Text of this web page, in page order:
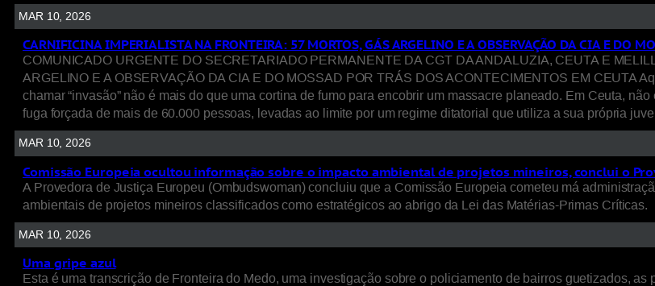
MAR 10, 2026
CARNIFICINA IMPERIALISTA NA FRONTEIRA: 57 MORTOS, GÁS ARGELINO E A OBSERVAÇÃO DA CIA E DO
COMUNICADO URGENTE DO SECRETARIADO PERMANENTE DA CGT DA ANDALUZIA, CEUTA E
ARGELINO E A OBSERVAÇÃO DA CIA E DO MOSSAD POR TRÁS DOS ACONTECIMENTOS EM CEUTA
chamar “invasão” não é mais do que uma cortina de fumo para encobrir um massacre planeado. Em Ceuta,
fuga forçada de mais de 60.000 pessoas, levadas ao limite por um regime ditatorial que utiliza a sua própria
MAR 10, 2026
Comissão Europeia ocultou informação sobre o impacto ambiental de projetos mineiros, conclui o
A Provedora de Justiça Europeu (Ombudswoman) concluiu que a Comissão Europeia cometeu má
ambientais de projetos mineiros classificados como estratégicos ao abrigo da Lei das Matérias-Primas Críticas.
MAR 10, 2026
Uma gripe azul
Esta é uma transcrição de Fronteira do Medo, uma investigação sobre o policiamento de bairros guetizados,